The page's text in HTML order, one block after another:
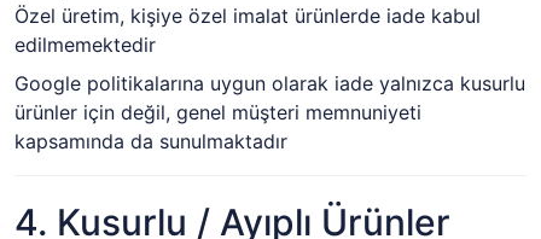
Özel üretim, kişiye özel imalat ürünlerde iade kabul
edilmemektedir
Google politikalarına uygun olarak iade yalnızca kusurlu
ürünler için değil, genel müşteri memnuniyeti
kapsamında da sunulmaktadır
4. Kusurlu / Ayıplı Ürünler